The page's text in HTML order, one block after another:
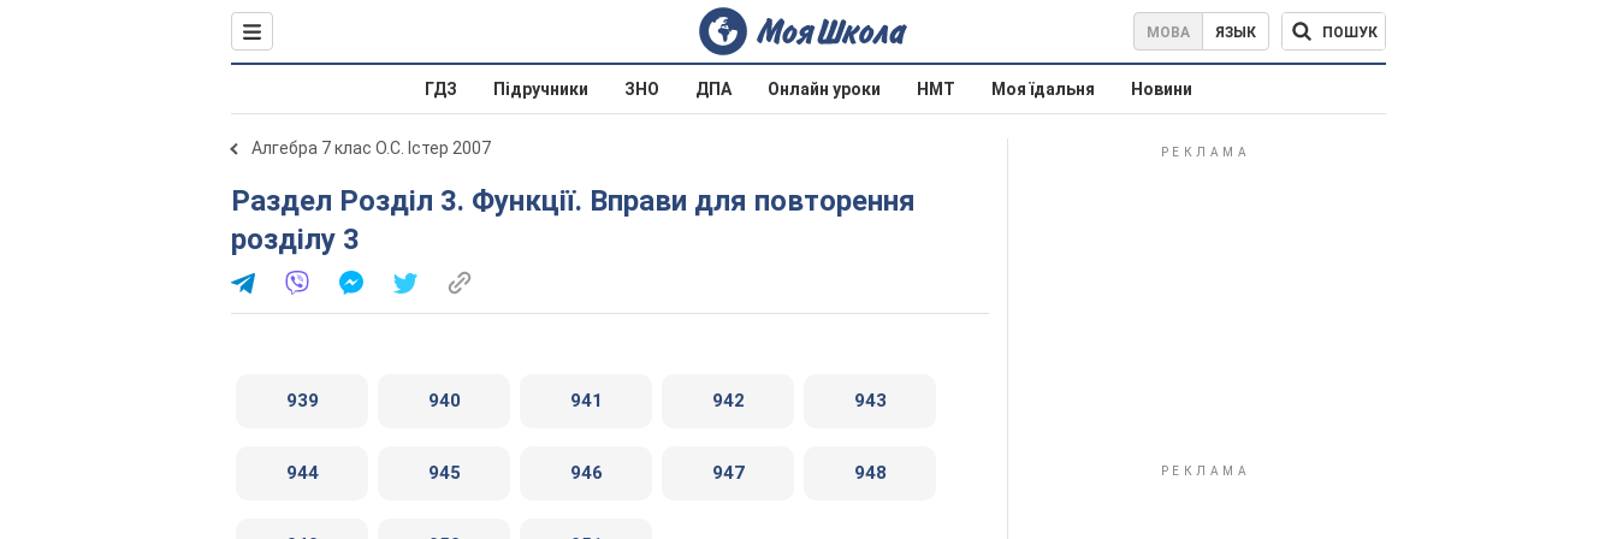
МОВА ЯЗЫК ПОШУК
ГДЗ Підручники ЗНО ДПА Онлайн уроки НМТ Моя їдальня Новини
Алгебра 7 клас О.С. Істер 2007
Раздел Розділ 3. Функції. Вправи для повторення
розділу 3
939 940 941 942 943
944 945 946 947 948